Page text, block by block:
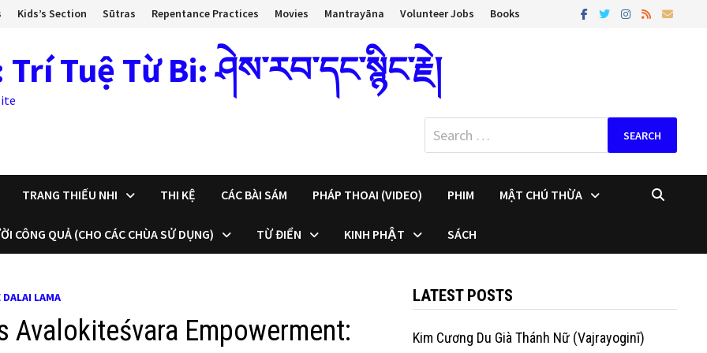
Kids’s Section Sūtras Repentance Practices Movies Mantrayāna Volunteer Jobs Books
Tuệ Từ Bi: ཤེས་རབ་དང་སྙིང་རྗེ།
Search
for:
TRANG THIẾU NHI THI KỆ CÁC BÀI SÁM PHÁP THOAI (VIDEO) PHIM MẬT CHÚ THỪA
CÔNG QUẢ (CHO CÁC CHÙA SỬ DỤNG) TỪ ĐIỂN KINH PHẬT SÁCH
DALAI LAMA
Avalokiteśvara Empowerment:
LATEST POSTS
Kim Cương Du Già Thánh Nữ (Vajrayoginī)